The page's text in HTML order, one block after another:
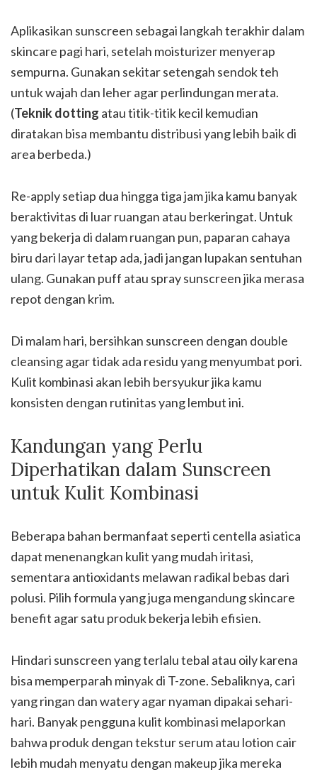
Aplikasikan sunscreen sebagai langkah terakhir dalam
skincare pagi hari, setelah moisturizer menyerap
sempurna. Gunakan sekitar setengah sendok teh
untuk wajah dan leher agar perlindungan merata.
(Teknik dotting atau titik-titik kecil kemudian
diratakan bisa membantu distribusi yang lebih baik di
area berbeda.)
Re-apply setiap dua hingga tiga jam jika kamu banyak
beraktivitas di luar ruangan atau berkeringat. Untuk
yang bekerja di dalam ruangan pun, paparan cahaya
biru dari layar tetap ada, jadi jangan lupakan sentuhan
ulang. Gunakan puff atau spray sunscreen jika merasa
repot dengan krim.
Di malam hari, bersihkan sunscreen dengan double
cleansing agar tidak ada residu yang menyumbat pori.
Kulit kombinasi akan lebih bersyukur jika kamu
konsisten dengan rutinitas yang lembut ini.
Kandungan yang Perlu
Diperhatikan dalam Sunscreen
untuk Kulit Kombinasi
Beberapa bahan bermanfaat seperti centella asiatica
dapat menenangkan kulit yang mudah iritasi,
sementara antioxidants melawan radikal bebas dari
polusi. Pilih formula yang juga mengandung skincare
benefit agar satu produk bekerja lebih efisien.
Hindari sunscreen yang terlalu tebal atau oily karena
bisa memperparah minyak di T-zone. Sebaliknya, cari
yang ringan dan watery agar nyaman dipakai sehari-
hari. Banyak pengguna kulit kombinasi melaporkan
bahwa produk dengan tekstur serum atau lotion cair
lebih mudah menyatu dengan makeup jika mereka